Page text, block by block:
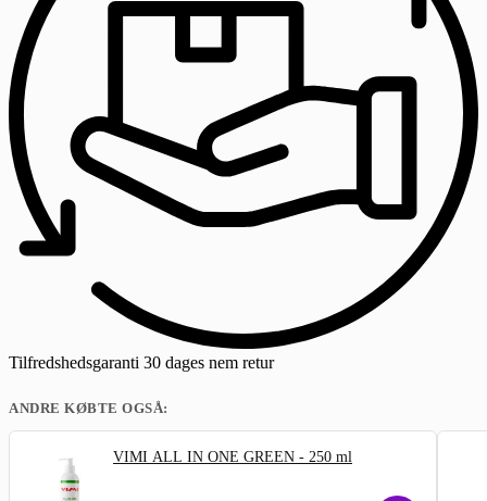
Tilfredshedsgaranti 30 dages nem retur
ANDRE KØBTE OGSÅ:
VIMI ALL IN ONE GREEN - 250 ml